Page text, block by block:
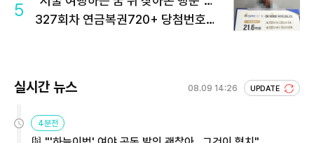
5
327회차 연금복권720+ 당첨번호조
실시간 뉴스 08.09 14:26 UPDATE
4분전